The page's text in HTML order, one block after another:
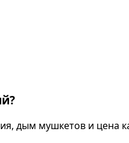
дым мушкетов и цена